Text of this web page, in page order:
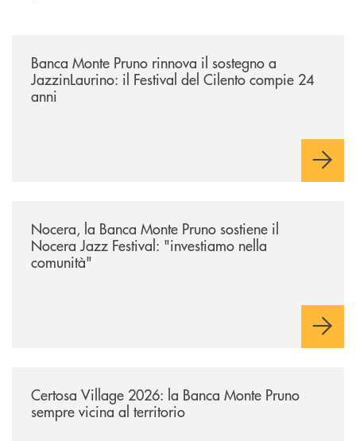
Banca Monte Pruno rinnova il sostegno a
JazzinLaurino: il Festival del Cilento compie 24
anni
Nocera, la Banca Monte Pruno sostiene il
Nocera Jazz Festival: "investiamo nella
comunità"
Certosa Village 2026: la Banca Monte Pruno
sempre vicina al territorio